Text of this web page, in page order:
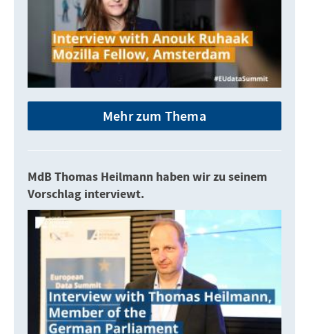
Mehr zum Thema
MdB Thomas Heilmann haben wir zu seinem
Vorschlag interviewt.